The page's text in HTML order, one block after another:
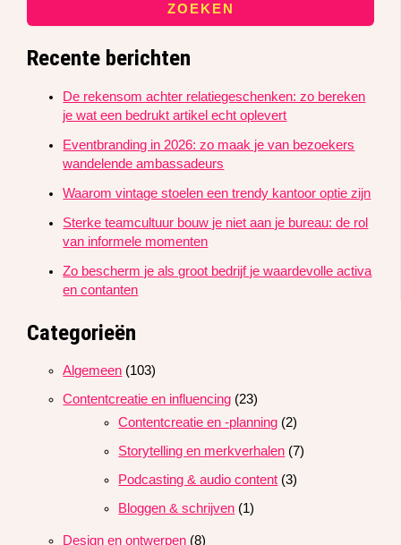
ZOEKEN
Recente berichten
De rekensom achter relatiegeschenken: zo bereken
je wat een bedrukt artikel echt oplevert
Eventbranding in 2026: zo maak je van bezoekers
wandelende ambassadeurs
Waarom vintage stoelen een trendy kantoor optie zijn
Sterke teamcultuur bouw je niet aan je bureau: de rol
van informele momenten
Zo bescherm je als groot bedrijf je waardevolle activa
en contanten
Categorieën
Algemeen (103)
Contentcreatie en influencing (23)
Contentcreatie en -planning (2)
Storytelling en merkverhalen (7)
Podcasting & audio content (3)
Bloggen & schrijven (1)
Design en ontwerpen (8)